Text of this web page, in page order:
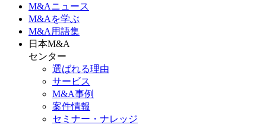
M&Aニュース
M&Aを学ぶ
M&A 用語集
日本M&A
センター
選ばれる理由
サービス
M&A事例
案件情報
セミナー・ナレッジ